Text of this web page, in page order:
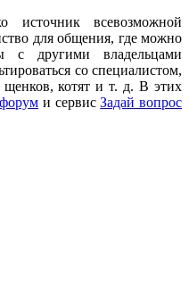
всевозможной
для общения, где можно
с другими владельцами
со специалистом,
котят и т. д. В этих
форум и сервисЗадай вопрос